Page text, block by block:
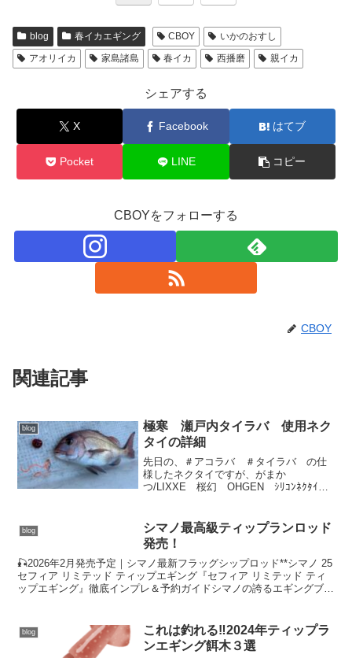
blog 春イカエギング CBOY
いかのおすし
アオリイカ
家島諸島 春イカ 西播磨 親イカ
シェアする
X Facebook はてブ
Pocket LINE コピー
CBOYをフォローする
CBOY
関連記事
blog
極寒 瀬戸内タイラバ 使用ネク
タイの詳細
先日の、＃アコラバ ＃タイラバ の仕
様したネクタイですが、がまか
つ/LIXXE 桜幻 OHGEN ｼﾘｺﾝﾈｸﾀｲ
{b.Moshim...
blog
シマノ最高級ティップランロッド
発売！
🎣2026年2月発売予定｜シマノ最新フラッグシップロッド**シマノ 25
セフィア リミテッド ティップエギング『セフィア リミテッド ティ
ップエギング』徹底インプレ＆予約ガイドシマノの誇るエギングブラ
blog
これは釣れる‼️2024年ティップラ
ンエギング餌木３選